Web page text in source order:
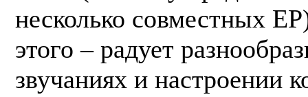
несколько совместных
этого – радует
звучаниях и настроении